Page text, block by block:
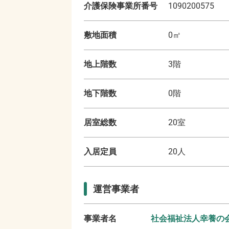
介護保険事業所番号 1090200575
敷地面積 0㎡
地上階数 3階
地下階数 0階
居室総数 20室
入居定員 20人
運営事業者
事業者名 社会福祉法人幸養の